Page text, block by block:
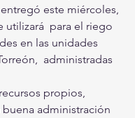
este miércoles,
utilizará  para el riego
en las unidades
administradas
propios,
administración